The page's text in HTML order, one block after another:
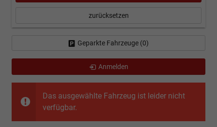
Das ausgewählte Fahrzeug ist leider nicht
verfügbar.
zurücksetzen
Geparkte Fahrzeuge (0)
Anmelden